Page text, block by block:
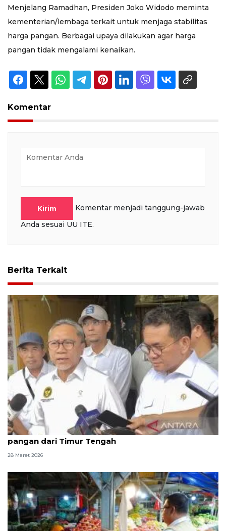
Menjelang Ramadhan, Presiden Joko Widodo meminta
kementerian/lembaga terkait untuk menjaga stabilitas
harga pangan. Berbagai upaya dilakukan agar harga
pangan tidak mengalami kenaikan.
Komentar
Kirim
Komentar menjadi tanggung-jawab
Anda sesuai UU ITE.
Berita Terkait
Ada perang, Zulhas pastikan RI tak bergantung
pangan dari Timur Tengah
28 Maret 2026